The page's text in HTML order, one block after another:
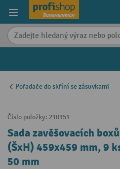
content
Pořadače do skříní se zásuvkami
Číslo položky: 210151
Sada zavěšovacích
(ŠxH) 459x459 mm, 9
50 mm